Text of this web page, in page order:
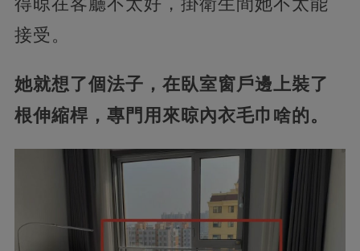
接受。
她就想了個法子，在臥室窗戶邊上裝了
根伸縮桿，專門用來晾內衣毛巾啥的。